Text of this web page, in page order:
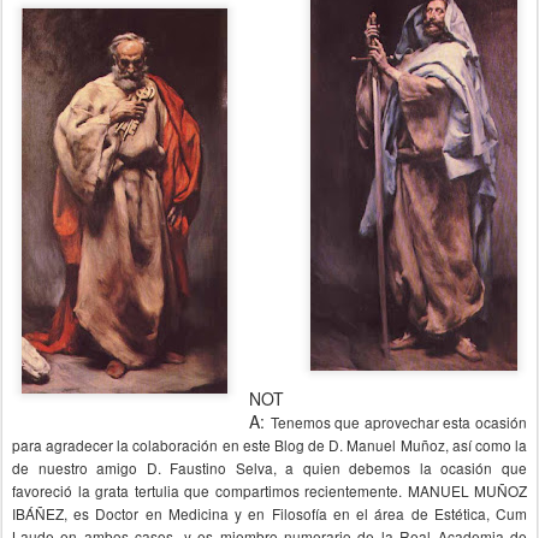
NOT
A: Tenemos que aprovechar esta ocasión
para agradecer la colaboración en este Blog de D. Manuel Muñoz, así como la
de nuestro amigo D. Faustino Selva, a quien debemos la ocasión que
favoreció la grata tertulia que compartimos recientemente. MANUEL MUÑOZ
IBÁÑEZ, es Doctor en Medicina y en Filosofía en el área de Estética, Cum